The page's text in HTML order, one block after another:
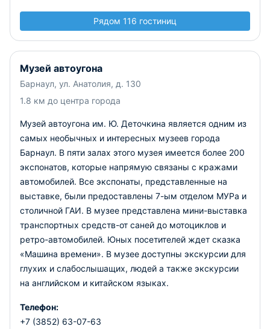
Рядом 116 гостиниц
Музей автоугона
Барнаул, ул. Анатолия, д. 130
1.8 км до центра города
Музей автоугона им. Ю. Деточкина является одним из
самых необычных и интересных музеев города
Барнаул. В пяти залах этого музея имеется более 200
экспонатов, которые напрямую связаны с кражами
автомобилей. Все экспонаты, представленные на
выставке, были предоставлены 7-ым отделом МУРа и
столичной ГАИ. В музее представлена мини-выставка
транспортных средств-от саней до мотоциклов и
ретро-автомобилей. Юных посетителей ждет сказка
«Машина времени». В музее доступны экскурсии для
глухих и слабослышащих, людей а также экскурсии
на английском и китайском языках.
Телефон:
+7 (3852) 63-07-63